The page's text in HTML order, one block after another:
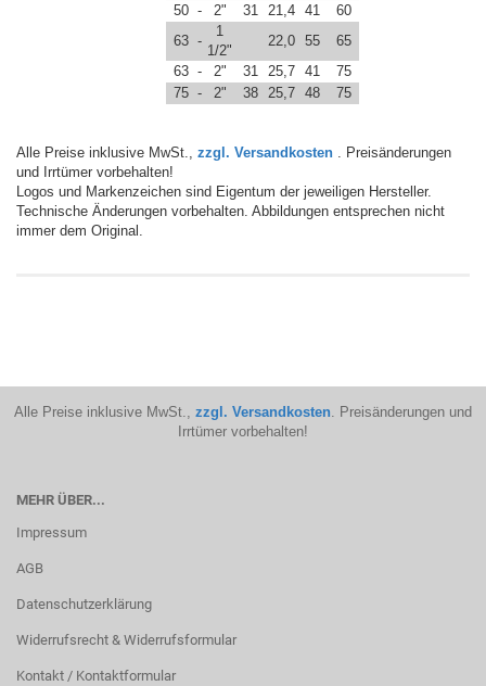
50 - 2" 31 21,4 41
60
63 -
1
1/2"
22,0 55
65
63 - 2" 31 25,7 41
75
75 - 2" 38 25,7 48 75
Alle Preise inklusive MwSt., zzgl. Versandkosten . Preisänderungen
und Irrtümer vorbehalten!
Logos und Markenzeichen sind Eigentum der jeweiligen Hersteller.
Technische Änderungen vorbehalten. Abbildungen entsprechen nicht
immer dem Original.
Alle Preise inklusive MwSt., zzgl. Versandkosten. Preisänderungen und
Irrtümer vorbehalten!
MEHR ÜBER...
Impressum
AGB
Datenschutzerklärung
Widerrufsrecht & Widerrufsformular
Kontakt / Kontaktformular